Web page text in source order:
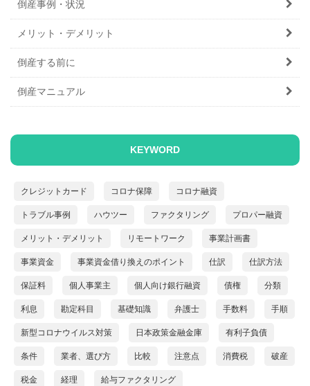
倒産事例・状況
メリット・デメリット
倒産する前に
倒産マニュアル
KEYWORD
クレジットカード コロナ保障 コロナ融資
トラブル事例 ハウツー ファクタリング プロパー融資
メリット・デメリット リモートワーク 事業計画書
事業資金 事業資金借り換えのポイント 仕訳 仕訳方法
保証料 個人事業主 個人向け銀行融資 債権 分類
利息 勘定科目 基礎知識 弁護士 手数料 手順
新型コロナウイルス対策 日本政策金融金庫 有利子負債
条件 業者、選び方 比較 注意点 消費税 破産
税金 経理 給与ファクタリング